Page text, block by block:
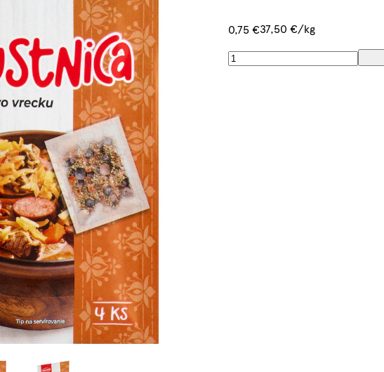
0,75 €37,50 €/kg